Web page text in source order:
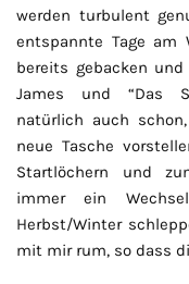
werden turbulent
entspannte Tage am
bereits gebacken
James und “Das
natürlich auch
neue Tasche
Startlöchern und
immer ein
Herbst/Winter
mit mir rum, so dass